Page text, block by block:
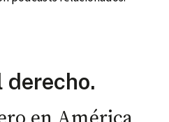
derecho.